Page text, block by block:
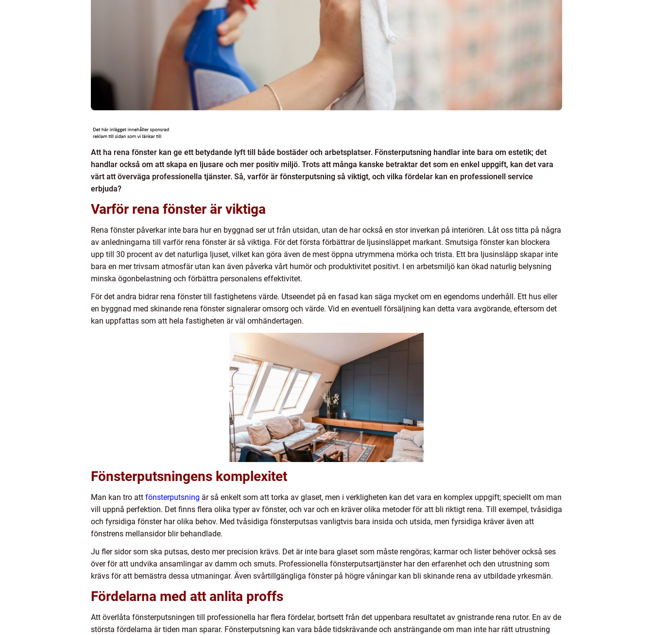
Att ha rena fönster kan ge ett betydande lyft till både bostäder och arbetsplatser. Fönsterputsning handlar inte bara om estetik; det
handlar också om att skapa en ljusare och mer positiv miljö. Trots att många kanske betraktar det som en enkel uppgift, kan det vara
värt att överväga professionella tjänster. Så, varför är fönsterputsning så viktigt, och vilka fördelar kan en professionell service
erbjuda?
Varför rena fönster är viktiga
Rena fönster påverkar inte bara hur en byggnad ser ut från utsidan, utan de har också en stor inverkan på interiören. Låt oss titta på några
av anledningarna till varför rena fönster är så viktiga. För det första förbättrar de ljusinsläppet markant. Smutsiga fönster kan blockera
upp till 30 procent av det naturliga ljuset, vilket kan göra även de mest öppna utrymmena mörka och trista. Ett bra ljusinsläpp skapar inte
bara en mer trivsam atmosfär utan kan även påverka vårt humör och produktivitet positivt. I en arbetsmiljö kan ökad naturlig belysning
minska ögonbelastning och förbättra personalens effektivitet.
För det andra bidrar rena fönster till fastighetens värde. Utseendet på en fasad kan säga mycket om en egendoms underhåll. Ett hus eller
en byggnad med skinande rena fönster signalerar omsorg och värde. Vid en eventuell försäljning kan detta vara avgörande, eftersom det
kan uppfattas som att hela fastigheten är väl omhändertagen.
Fönsterputsningens komplexitet
Man kan tro att fönsterputsning är så enkelt som att torka av glaset, men i verkligheten kan det vara en komplex uppgift; speciellt om man
vill uppnå perfektion. Det finns flera olika typer av fönster, och var och en kräver olika metoder för att bli riktigt rena. Till exempel, tvåsidiga
och fyrsidiga fönster har olika behov. Med tvåsidiga fönsterputsas vanligtvis bara insida och utsida, men fyrsidiga kräver även att
fönstrens mellansidor blir behandlade.
Ju fler sidor som ska putsas, desto mer precision krävs. Det är inte bara glaset som måste rengöras; karmar och lister behöver också ses
över för att undvika ansamlingar av damm och smuts. Professionella fönsterputsartjänster har den erfarenhet och den utrustning som
krävs för att bemästra dessa utmaningar. Även svårtillgängliga fönster på högre våningar kan bli skinande rena av utbildade yrkesmän.
Fördelarna med att anlita proffs
Att överlåta fönsterputsningen till professionella har flera fördelar, bortsett från det uppenbara resultatet av gnistrande rena rutor. En av de
största fördelarna är tiden man sparar. Fönsterputsning kan vara både tidskrävande och ansträngande om man inte har rätt utrustning